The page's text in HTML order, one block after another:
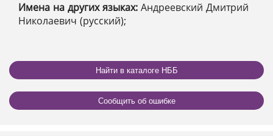
Имена на других языках: Андреевский Дмитрий
Николаевич (русский);
Найти в каталоге НББ
Сообщить об ошибке